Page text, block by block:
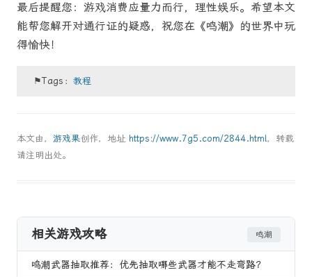
最后提醒您：游戏消费应量力而行，理性娱乐。希望本文
能帮您解开对通行证的疑惑，祝您在《鸣潮》的世界中玩
得愉快！
⚑Tags：教程
本文由， 游戏果创作，地址 https://www.7g5.com/2844.html，转载
请注明出处。
相关游戏攻略 鸣潮
鸣潮武器抽取推荐：优先抽取哪些武器才能不走弯路？